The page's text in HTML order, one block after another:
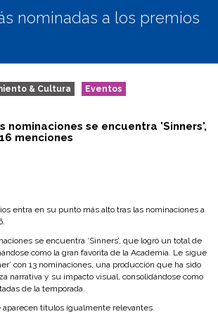
nominadas a los premios
& Cultura Eventos
nominaciones se encuentra 'Sinners',
menciones
entra en su punto más alto tras las nominaciones a
se encuentra ‘Sinners’, que logró un total de
como la gran favorita de la Academia. Le sigue
con 13 nominaciones, una producción que ha sido
narrativa y su impacto visual, consolidándose como
de la temporada.
títulos igualmente relevantes.